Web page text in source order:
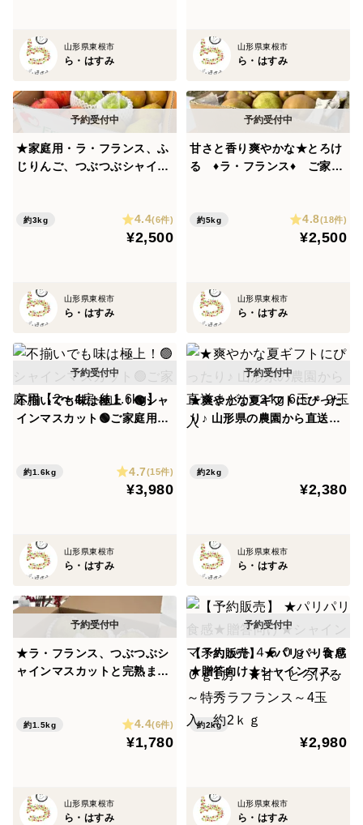
山形県東根市
ら・はすみ
山形県東根市
ら・はすみ
★家庭用・ラ・フランス、ふ
じりんご、つぶつぶシャイン
約3kg 4.4(6件)
¥2,500
山形県東根市
ら・はすみ
甘さと香り爽やかな★とろけ
る ♦ラ・フランス♦ ご家庭
約5kg 4.8(18件)
¥2,500
山形県東根市
ら・はすみ
不揃いでも味は極上！🟢シャ
インマスカット🟢ご家庭用
約1.6kg 4.7(15件)
¥3,980
山形県東根市
ら・はすみ
★爽やかな夏ギフトにぴった
り♪ 山形県の農園から直送ま
約2kg
¥2,380
山形県東根市
ら・はすみ
★ラ・フランス、つぶつぶシ
ャインマスカットと完熟まる
約1.5kg 4.4(6件)
¥1,780
山形県東根市
ら・はすみ
【予約販売】 ★パリパリ食感
★贈答向け★シャインマスカ
ット４５０ｇ～５００ｇ1
房 ★甘くとろける～特秀ラ
フランス～4玉入 約2ｋｇ
約2kg
¥2,980
山形県東根市
ら・はすみ